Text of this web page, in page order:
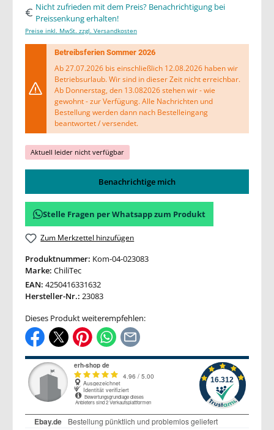
Nicht zufrieden mit dem Preis? Benachrichtigung bei
Preissenkung erhalten!
Preise inkl. MwSt. zzgl. Versandkosten
Betreibsferien Sommer 2026
Ab 27.07.2026 bis einschließlich 12.08.2026 haben wir
Betriebsurlaub. Wir sind in dieser Zeit nicht erreichbar.
Ab Donnerstag, den 13.082026 stehen wir - wie
gewohnt - zur Verfügung. Alle Nachrichten und
Bestellung werden dann nach Bestelleingang
beantwortet / versendet.
Aktuell leider nicht verfügbar
Benachrichtige mich
Stelle Fragen per Whatsapp zum Produkt
Zum Merkzettel hinzufügen
Produktnummer: Kom-04-023083
Marke: ChiliTec
EAN: 4250416331632
Hersteller-Nr.: 23083
Dieses Produkt weiterempfehlen: